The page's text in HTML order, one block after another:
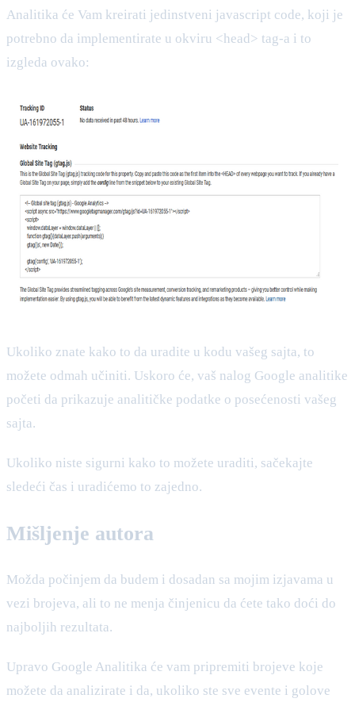
Analitika će Vam kreirati jedinstveni javascript code, koji je
potrebno da implementirate u okviru <head> tag-a i to
izgleda ovako:
Ukoliko znate kako to da uradite u kodu vašeg sajta, to
možete odmah učiniti. Uskoro će, vaš nalog Google analitike
početi da prikazuje analitičke podatke o posećenosti vašeg
sajta.
Ukoliko niste sigurni kako to možete uraditi, sačekajte
sledeći čas i uradićemo to zajedno.
Mišljenje autora
Možda počinjem da budem i dosadan sa mojim izjavama u
vezi brojeva, ali to ne menja činjenicu da ćete tako doći do
najboljih rezultata.
Upravo Google Analitika će vam pripremiti brojeve koje
možete da analizirate i da, ukoliko ste sve evente i golove